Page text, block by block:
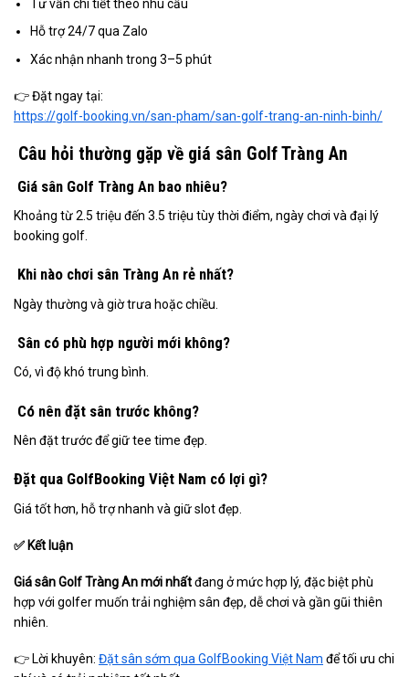
Tư vấn chi tiết theo nhu cầu
Hỗ trợ 24/7 qua Zalo
Xác nhận nhanh trong 3–5 phút
👉 Đặt ngay tại:
https://golf-booking.vn/san-pham/san-golf-trang-an-ninh-binh/
Câu hỏi thường gặp về giá sân Golf Tràng An
Giá sân Golf Tràng An bao nhiêu?
Khoảng từ 2.5 triệu đến 3.5 triệu tùy thời điểm, ngày chơi và đại lý
booking golf.
Khi nào chơi sân Tràng An rẻ nhất?
Ngày thường và giờ trưa hoặc chiều.
Sân có phù hợp người mới không?
Có, vì độ khó trung bình.
Có nên đặt sân trước không?
Nên đặt trước để giữ tee time đẹp.
Đặt qua GolfBooking Việt Nam có lợi gì?
Giá tốt hơn, hỗ trợ nhanh và giữ slot đẹp.
✅ Kết luận
Giá sân Golf Tràng An mới nhấtđang ở mức hợp lý, đặc biệt phù
hợp với golfer muốn trải nghiệm sân đẹp, dễ chơi và gần gũi thiên
nhiên.
👉 Lời khuyên: Đặt sân sớm qua GolfBooking Việt Nam để tối ưu chi